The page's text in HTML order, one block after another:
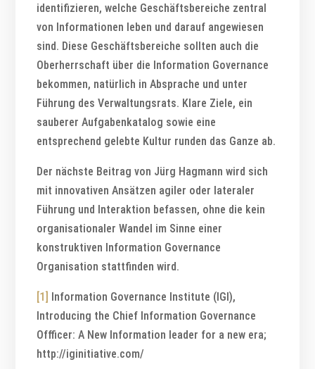
identifizieren, welche Geschäftsbereiche zentral
von Informationen leben und darauf angewiesen
sind. Diese Geschäftsbereiche sollten auch die
Oberherrschaft über die Information Governance
bekommen, natürlich in Absprache und unter
Führung des Verwaltungsrats. Klare Ziele, ein
sauberer Aufgabenkatalog sowie eine
entsprechend gelebte Kultur runden das Ganze ab.
Der nächste Beitrag von Jürg Hagmann wird sich
mit innovativen Ansätzen agiler oder lateraler
Führung und Interaktion befassen, ohne die kein
organisationaler Wandel im Sinne einer
konstruktiven Information Governance
Organisation stattfinden wird.
[1] Information Governance Institute (IGI),
Introducing the Chief Information Governance
Offficer: A New Information leader for a new era;
http://iginitiative.com/